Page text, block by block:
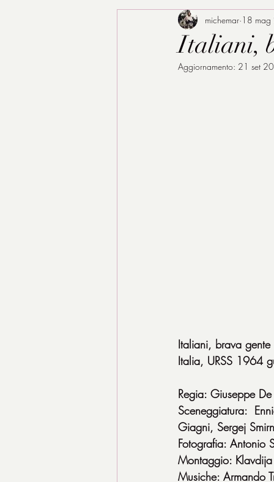
Italiani,
michemar 18
Aggiornamento: 21 set
Italiani, brava gente
Italia, URSS 1964
Regia: Giuseppe De
Sceneggiatura:
Giagni, Sergej
Fotografia: Antonio
Montaggio:
Musiche: Armando